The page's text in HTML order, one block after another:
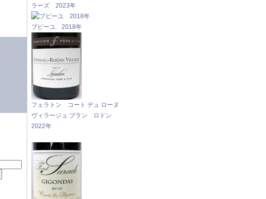
ラーズ 2023年
プピーユ 2018年
フェラトン コート デュ ローヌ
ヴィラージュ ブラン ロドン
2022年